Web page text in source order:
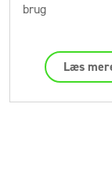
brug
Læs